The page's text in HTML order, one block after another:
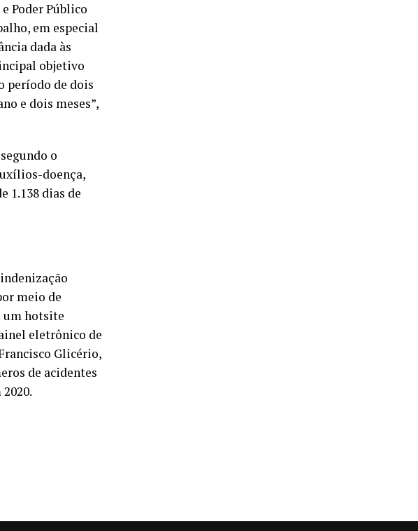
Poder Público
em especial
dada às
objetivo
período de dois
e dois meses”,
o
doença,
1.138 dias de
meio de
um hotsite
eletrônico de
Glicério,
de acidentes